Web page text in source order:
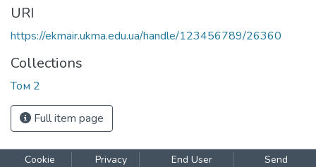
URI
https://ekmair.ukma.edu.ua/handle/123456789/26360
Collections
Том 2
Full item page
Cookie
Privacy
End User
Send